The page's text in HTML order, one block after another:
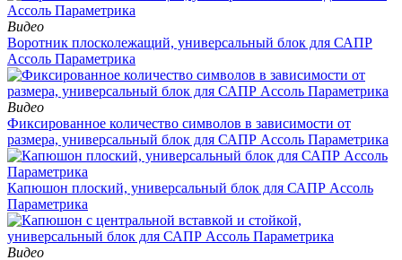
Видео
Воротник плосколежащий, универсальный блок для САПР
Ассоль Параметрика
Видео
Фиксированное количество символов в зависимости от
размера, универсальный блок для САПР Ассоль Параметрика
Капюшон плоский, универсальный блок для САПР Ассоль
Параметрика
Видео